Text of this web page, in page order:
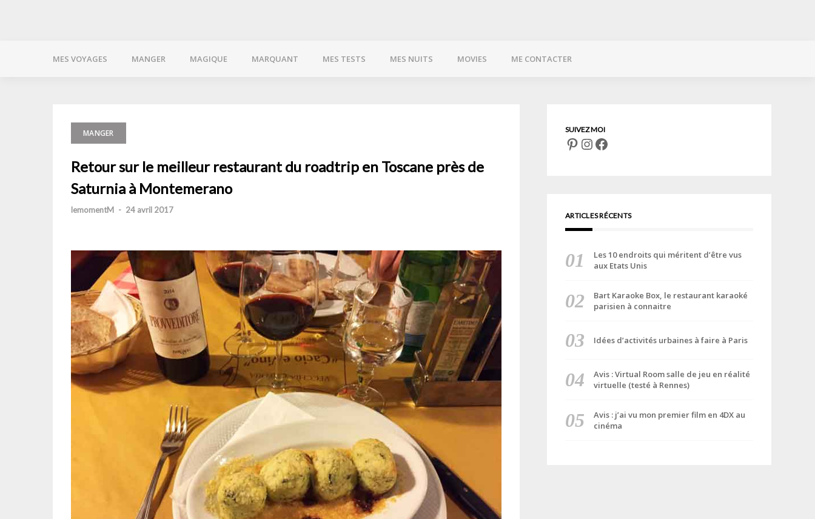
MES VOYAGES MANGER MAGIQUE MARQUANT MES TESTS MES NUITS MOVIES ME CONTACTER
MANGER
Retour sur le meilleur restaurant du roadtrip en Toscane près de
Saturnia à Montemerano
lemomentM - 24 avril 2017
Pinterest
Instagram
Facebook
ARTICLES RÉCENTS
Les 10 endroits qui méritent d’être vus
aux Etats Unis
Bart Karaoke Box, le restaurant karaoké
parisien à connaitre
Idées d’activités urbaines à faire à Paris
Avis : Virtual Room salle de jeu en réalité
virtuelle (testé à Rennes)
Avis : j’ai vu mon premier film en 4DX au
cinéma